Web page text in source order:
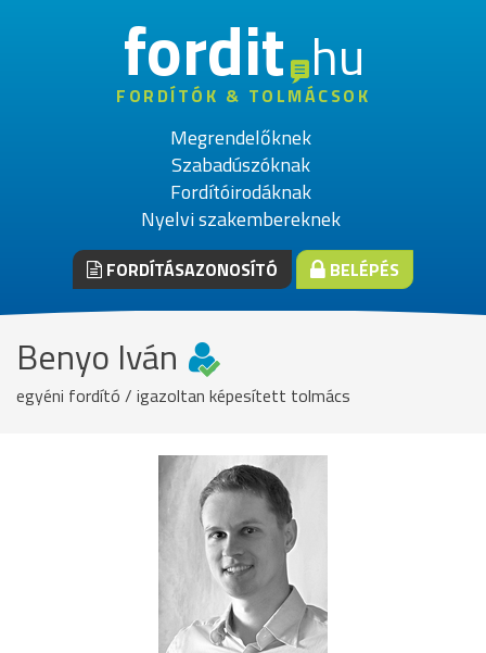
fordithu
FORDÍTÓK & TOLMÁCSOK
Megrendelőknek
Szabadúszóknak
Fordítóirodáknak
Nyelvi szakembereknek
FORDÍTÁSAZONOSÍTÓ BELÉPÉS
Benyo Iván
egyéni fordító / igazoltan képesített tolmács